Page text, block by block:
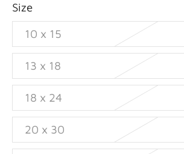
Size
10 x 15
13 x 18
18 x 24
20 x 30